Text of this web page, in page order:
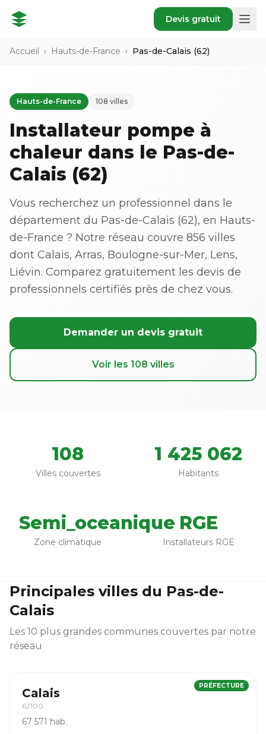
Devis gratuit
Accueil › Hauts-de-France › Pas-de-Calais (62)
Hauts-de-France 108 villes
Installateur pompe à
chaleur dans le Pas-de-
Calais (62)
Vous recherchez un professionnel dans le
département du Pas-de-Calais (62), en Hauts-
de-France ? Notre réseau couvre 856 villes
dont Calais, Arras, Boulogne-sur-Mer, Lens,
Liévin. Comparez gratuitement les devis de
professionnels certifiés près de chez vous.
Demander un devis gratuit
Voir les 108 villes
108
Villes couvertes
1 425 062
Habitants
Semi_oceanique
Zone climatique
RGE
Installateurs RGE
Principales villes du Pas-de-
Calais
Les 10 plus grandes communes couvertes par notre
réseau
PRÉFECTURE
Calais
62100
67 571 hab.